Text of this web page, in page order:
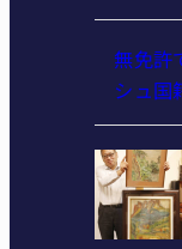
無免許
シュ